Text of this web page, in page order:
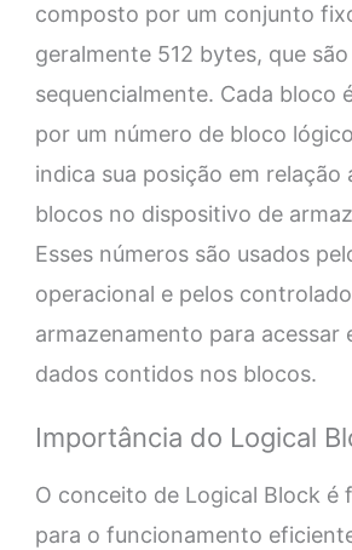
composto por um conjunto
geralmente 512 bytes, que
sequencialmente. Cada bloco
por um número de bloco
indica sua posição em relação
blocos no dispositivo de
Esses números são usados
operacional e pelos
armazenamento para acessar
dados contidos nos blocos.
Importância do Logical
O conceito de Logical Block é
para o funcionamento